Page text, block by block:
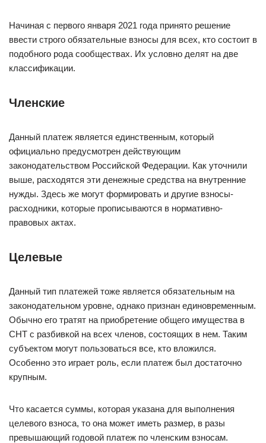
Начиная с первого января 2021 года принято решение
ввести строго обязательные взносы для всех, кто состоит в
подобного рода сообществах. Их условно делят на две
классификации.
Членские
Данный платеж является единственным, который
официально предусмотрен действующим
законодательством Российской Федерации. Как уточнили
выше, расходятся эти денежные средства на внутренние
нужды. Здесь же могут формировать и другие взносы-
расходники, которые прописываются в нормативно-
правовых актах.
Целевые
Данный тип платежей тоже является обязательным на
законодательном уровне, однако признан единовременным.
Обычно его тратят на приобретение общего имущества в
СНТ с разбивкой на всех членов, состоящих в нем. Таким
субъектом могут пользоваться все, кто вложился.
Особенно это играет роль, если платеж был достаточно
крупным.
Что касается суммы, которая указана для выполнения
целевого взноса, то она может иметь размер, в разы
превышающий годовой платеж по членским взносам.